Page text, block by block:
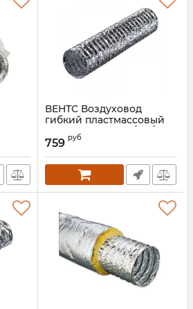
ВЕНТС Воздуховод
гибкий пластмассовый
Поливент 605М0/315/10
Артикул:
759 руб